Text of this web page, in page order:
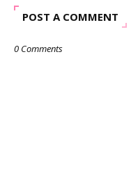
POST A COMMENT
0 Comments